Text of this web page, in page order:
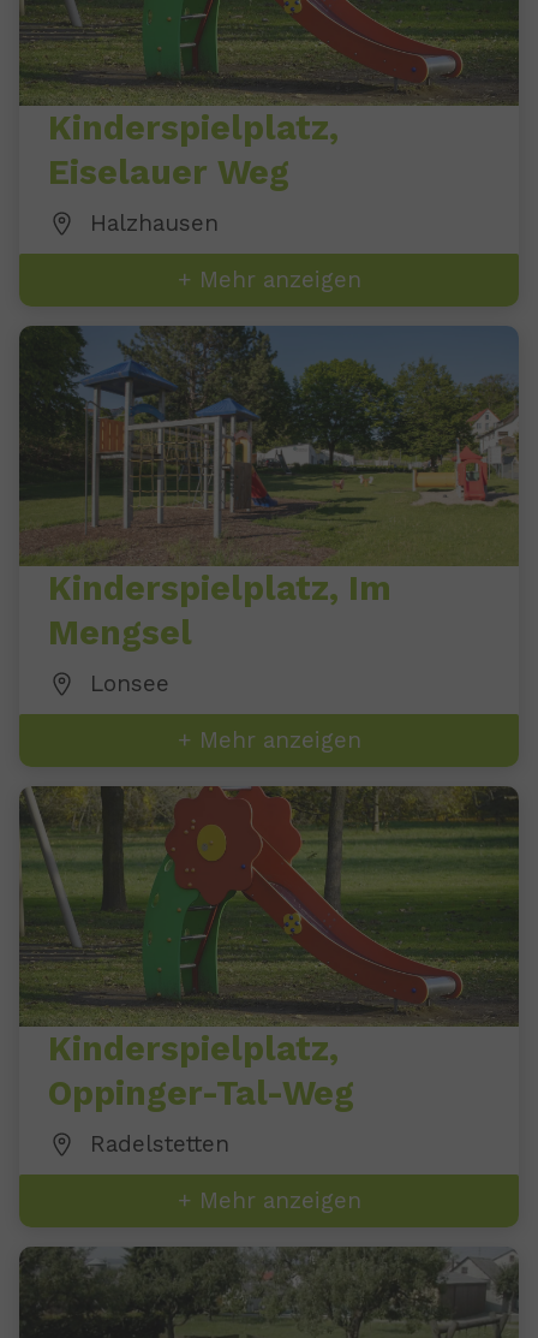
Kinderspielplatz,
Eiselauer Weg
Halzhausen
+ Mehr anzeigen
Kinderspielplatz, Im
Mengsel
Lonsee
+ Mehr anzeigen
Kinderspielplatz,
Oppinger-Tal-Weg
Radelstetten
+ Mehr anzeigen